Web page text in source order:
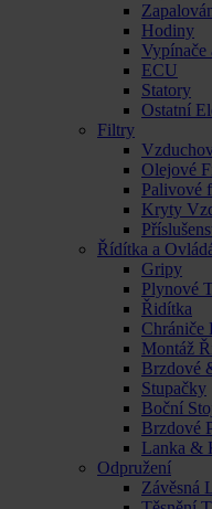
Hodiny
Vypínače
ECU
Statory
Ostatní
Filtry
Olejové
Palivové
Kryty
Řídítka a
Gripy
Plynové
Řidítka
Chrániče
Montáž
Brzdové
Stupačky
Boční
Brzdové
Lanka &
Odpružení
Závěsná